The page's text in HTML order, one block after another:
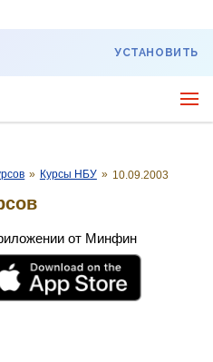
УСТАНОВИТЬ
» Курсы НБУ » 10.09.2003
от Минфин